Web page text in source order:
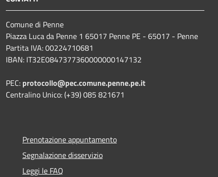
Comune di Penne
Piazza Luca da Penne 1 65017 Penne PE - 65017 - Penne
Partita IVA: 00224710681
IBAN: IT32E0847377360000000147132
PEC: protocollo@pec.comune.penne.pe.it
Centralino Unico: (+39) 085 821671
Prenotazione appuntamento
Segnalazione disservizio
Leggi le FAQ